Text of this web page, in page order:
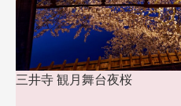
三井寺 観月舞台夜桜